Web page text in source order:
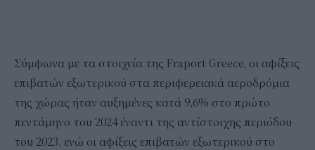
Σύμφωνα με τα στοιχεία της Fraport Greece, οι αφίξεις
επιβατών εξωτερικού στα περιφερειακά αεροδρόμια
της χώρας ήταν αυξημένες κατά 9,6% στο πρώτο
πεντάμηνο του 2024 έναντι της αντίστοιχης περιόδου
του 2023, ενώ οι αφίξεις επιβατών εξωτερικού στο